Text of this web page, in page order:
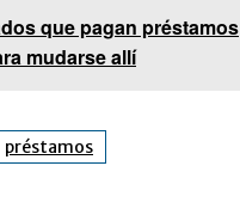
que pagan préstamos
mudarse allí
préstamos